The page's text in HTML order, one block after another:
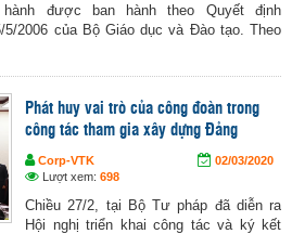
được ban hành theo Quyết định
5/2006 của Bộ Giáo dục và Đào tạo. Theo
Phát huy vai trò của công đoàn trong
công tác tham gia xây dựng Đảng
Corp-VTK
02/03/2020
Lượt xem: 698
Chiều 27/2, tại Bộ Tư pháp đã diễn ra
Hội nghị triển khai công tác và ký kết